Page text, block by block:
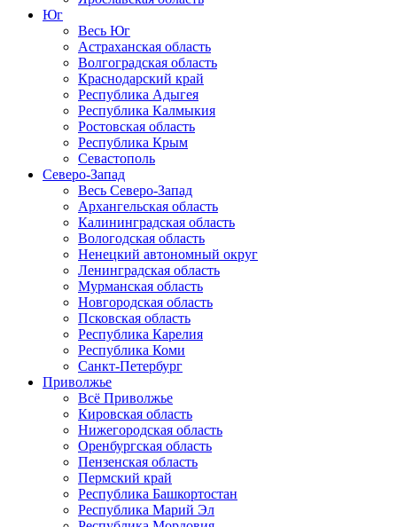
Юг
Весь Юг
Астраханская область
Волгоградская область
Краснодарский край
Республика Адыгея
Республика Калмыкия
Ростовская область
Республика Крым
Севастополь
Северо-Запад
Весь Северо-Запад
Архангельская область
Калининградская область
Вологодская область
Ненецкий автономный округ
Ленинградская область
Мурманская область
Новгородская область
Псковская область
Республика Карелия
Республика Коми
Санкт-Петербург
Приволжье
Всё Приволжье
Кировская область
Нижегородская область
Оренбургская область
Пензенская область
Пермский край
Республика Башкортостан
Республика Марий Эл